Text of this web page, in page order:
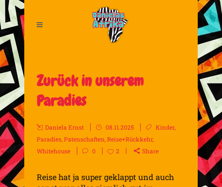
Zurück in unserem
Paradies
Daniela Ernst 08.11.2025 Kinder,
Paradies,Patenschaften,Reise+Rückkehr,
Whitehouse
0 2 Share
Reise hat ja super geklappt und auch